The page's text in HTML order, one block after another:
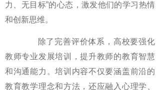
力、无目标”的心态，激发他们的学习热情
和创新思维。
除了完善评价体系，高校要强化
教师专业发展培训，提升教师的教育智慧
和沟通能力。培训内容不仅要涵盖前沿的
教育教学理念和方法，还应融入心理学、